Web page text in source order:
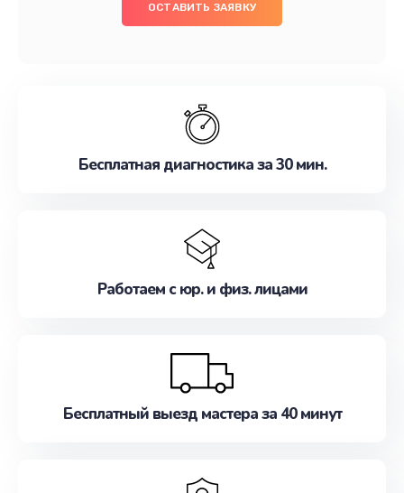
ОСТАВИТЬ ЗАЯВКУ
Бесплатная диагностика за 30 мин.
Работаем с юр. и физ. лицами
Бесплатный выезд мастера за 40 минут